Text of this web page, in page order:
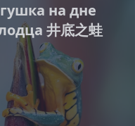
на дне
井底之蛙